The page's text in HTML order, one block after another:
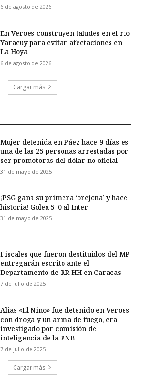
6 de agosto de 2026
En Veroes construyen taludes en el río
Yaracuy para evitar afectaciones en
La Hoya
6 de agosto de 2026
Cargar más
Mujer detenida en Páez hace 9 días es
una de las 25 personas arrestadas por
ser promotoras del dólar no oficial
31 de mayo de 2025
¡PSG gana su primera ‘orejona’ y hace
historia! Golea 5-0 al Inter
31 de mayo de 2025
Fiscales que fueron destituidos del MP
entregarán escrito ante el
Departamento de RR HH en Caracas
7 de julio de 2025
Alias «El Niño» fue detenido en Veroes
con droga y un arma de fuego, era
investigado por comisión de
inteligencia de la PNB
7 de julio de 2025
Cargar más